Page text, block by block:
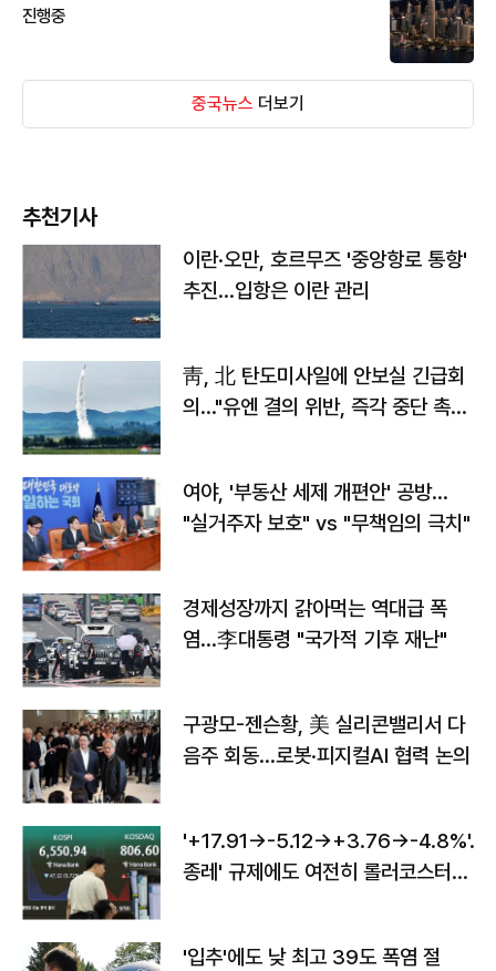
진행중
중국뉴스 더보기
추천기사
이란·오만, 호르무즈 '중앙항로 통항'
추진…입항은 이란 관리
靑, 北 탄도미사일에 안보실 긴급회
의…"유엔 결의 위반, 즉각 중단 촉
여야, '부동산 세제 개편안' 공방…
"실거주자 보호" vs "무책임의 극치"
경제성장까지 갉아먹는 역대급 폭
염…李대통령 "국가적 기후 재난"
구광모-젠슨황, 美 실리콘밸리서 다
음주 회동…로봇·피지컬AI 협력 논의
'+17.91→-5.12→+3.76→-4.8%'…'
종레' 규제에도 여전히 롤러코스터
'입추'에도 낮 최고 39도 폭염 절